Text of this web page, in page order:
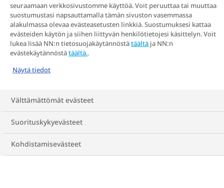
toimivia hoitovaihtoehtoja.
Lihavuuden hoitoon ei ole olemassa
yksittäistä hoitosuunnitelmaa, joka toimisi
kaikille. Keskustelut terveydenhuollon
oikeaan suuntaan omassa
painonhallinnassa. Voitte yhdessä miettiä
muutoksia, joita voit lähteä toteuttamaan,
ja ammattilaiselta saat tarvittaessa
neuvoja ja ohjausta.
seuraamaan verkkosivustomme käyttöä. Voit peruuttaa tai muuttaa
suostumustasi napsauttamalla tämän sivuston vasemmassa
alakulmassa olevaa evästeasetusten linkkiä. Suostumuksesi kattaa
evästeiden käytön ja siihen liittyvän henkilötietojesi käsittelyn. Voit
lukea lisää NN:n tietosuojakäytännöstätäältä ja NN:n
evästekäytännöstätäältä..
Näytä tiedot
Välttämättömät evästeet
Suorituskykyevästeet
Kohdistamisevästeet